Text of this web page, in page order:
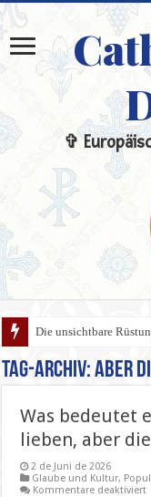
✞
Die unsichtbare
Tag-Archiv:aber
Was bedeutet
lieben, aber
2 de Juni de 2026
Glaube und Kultur,
Kommentare deaktiviert